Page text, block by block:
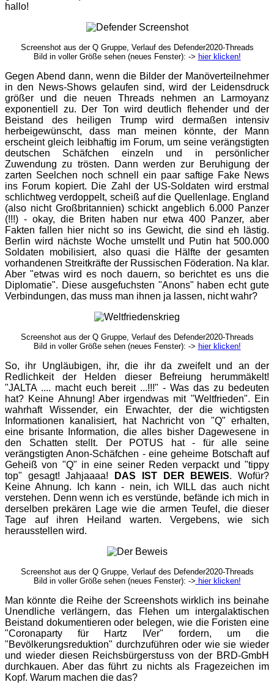
hallo!
Screenshot aus der Q Gruppe, Verlauf des Defender2020-Threads
Bild in voller Größe sehen (neues Fenster): -> hier klicken!
Gegen Abend dann, wenn die Bilder der Manöverteilnehmer
in den News-Shows gelaufen sind, wird der Leidensdruck
größer und die neuen Threads nehmen an Larmoyanz
exponentiell zu. Der Ton wird deutlich flehender und der
Beistand des heiligen Trump wird dermaßen intensiv
herbeigewünscht, dass man meinen könnte, der Mann
erscheint gleich leibhaftig im Forum, um seine verängstigten
deutschen Schäfchen einzeln und in persönlicher
Zuwendung zu trösten. Dann werden zur Beruhigung der
zarten Seelchen noch schnell ein paar saftige Fake News
ins Forum kopiert. Die Zahl der US-Soldaten wird erstmal
schlichtweg verdoppelt, scheiß auf die Quellenlage. England
(also nicht Großbritannien) schickt angeblich 6.000 Panzer
(!!!) - okay, die Briten haben nur etwa 400 Panzer, aber
Fakten fallen hier nicht so ins Gewicht, die sind eh lästig.
Berlin wird nächste Woche umstellt und Putin hat 500.000
Soldaten mobilisiert, also quasi die Hälfte der gesamten
vorhandenen Streitkräfte der Russischen Föderation. Na klar.
Aber "etwas wird es noch dauern, so berichtet es uns die
Diplomatie". Diese ausgefuchsten "Anons" haben echt gute
Verbindungen, das muss man ihnen ja lassen, nicht wahr?
Screenshot aus der Q Gruppe, Verlauf des Defender2020-Threads
Bild in voller Größe sehen (neues Fenster): -> hier klicken!
So, ihr Ungläubigen, ihr, die ihr da zweifelt und an der
Redlichkeit der Helden dieser Befreiung herummäkelt!
"JALTA .... macht euch bereit ...!!!" - Was das zu bedeuten
hat? Keine Ahnung! Aber irgendwas mit "Weltfrieden". Ein
wahrhaft Wissender, ein Erwachter, der die wichtigsten
Informationen kanalisiert, hat Nachricht von "Q" erhalten,
eine brisante Information, die alles bisher Dagewesene in
den Schatten stellt. Der POTUS hat - für alle seine
verängstigten Anon-Schäfchen - eine geheime Botschaft auf
Geheiß von "Q" in eine seiner Reden verpackt und "tippy
top" gesagt! Jahjaaaa!
DAS IST DER BEWEIS. Wofür?
Keine Ahnung. Ich kann - nein, ich WILL das auch nicht
verstehen. Denn wenn ich es verstünde, befände ich mich in
derselben prekären Lage wie die armen Teufel, die dieser
Tage auf ihren Heiland warten. Vergebens, wie sich
herausstellen wird.
Screenshot aus der Q Gruppe, Verlauf des Defender2020-Threads
Bild in voller Größe sehen (neues Fenster): -> hier klicken!
Man könnte die Reihe der Screenshots wirklich ins beinahe
Unendliche verlängern, das Flehen um intergalaktischen
Beistand dokumentieren oder belegen, wie die Foristen eine
"Coronaparty für Hartz IVer" fordern, um die
"Bevölkerungsreduktion" durchzuführen oder wie sie wieder
und wieder diesen Reichsbürgerstuss von der BRD-GmbH
durchkauen. Aber das führt zu nichts als Fragezeichen im
Kopf. Warum machen die das?